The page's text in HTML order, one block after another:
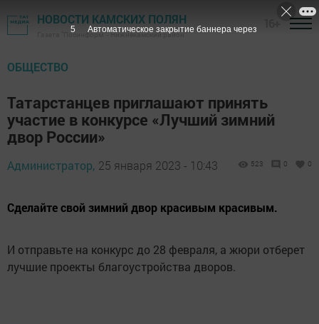
НОВОСТИ КАМСКИХ ПОЛЯН
Газета "Посинформ" - Нижнекамский район
ОБЩЕСТВО
Татарстанцев приглашают принять
участие в конкурсе «Лучший зимний
двор России»
Администратор, 25 января 2023 - 10:43 523 0 0
Сделайте свой зимний двор красивым красивым.
И отправьте на конкурс до 28 февраля, а жюри отберет
лучшие проекты благоустройства дворов.
3 Автоматическое закрытие баннера через